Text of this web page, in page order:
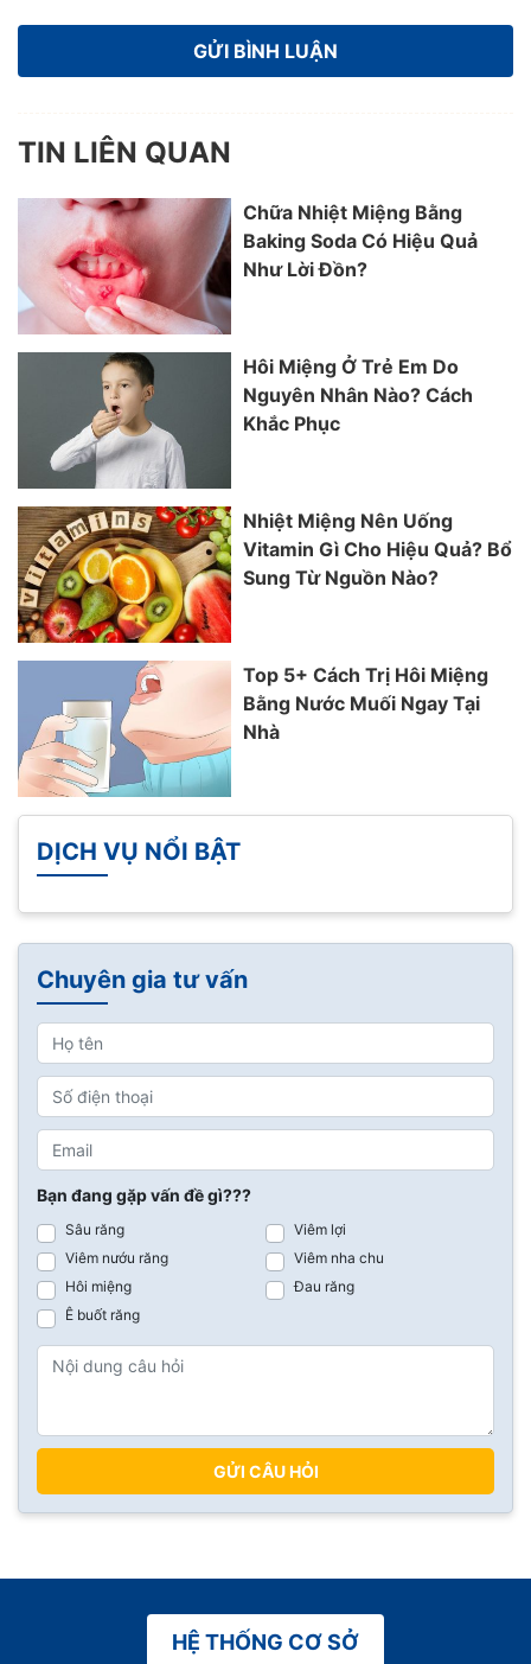
TIN LIÊN QUAN
Chữa Nhiệt Miệng Bằng
Baking Soda Có Hiệu Quả
Như Lời Đồn?
Hôi Miệng Ở Trẻ Em Do
Nguyên Nhân Nào? Cách
Khắc Phục
Nhiệt Miệng Nên Uống
Vitamin Gì Cho Hiệu Quả? Bổ
Sung Từ Nguồn Nào?
Top 5+ Cách Trị Hôi Miệng
Bằng Nước Muối Ngay Tại
Nhà
DỊCH VỤ NỔI BẬT
Chuyên gia tư vấn
Bạn đang gặp vấn đề gì???
Sâu răng
Viêm lợi
Viêm nướu răng
Viêm nha chu
Hôi miệng
Đau răng
Ê buốt răng
GỬI CÂU HỎI
HỆ THỐNG CƠ SỞ